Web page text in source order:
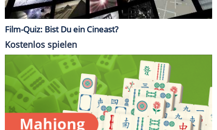
Film-Quiz: Bist Du ein Cineast?
Kostenlos spielen